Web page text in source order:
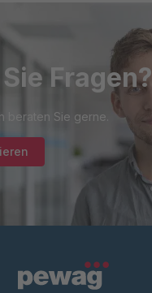
Fragen?
beraten Sie gerne.